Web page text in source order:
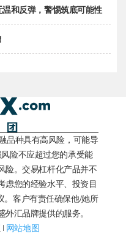
和反弹，警惕筑底可能性
品种具有高风险，可能导
险不应超过您的承受能
险。交易杠杆化产品并不
虑您的经验水平、投资目
。客户有责任确保他/她所
汇品牌提供的服务。
| 网站地图